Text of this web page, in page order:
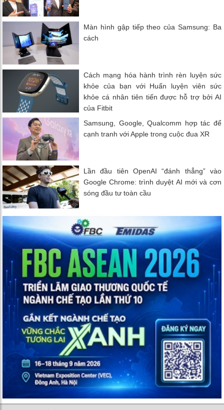
Màn hình gập tiếp theo của Samsung: Ba
cách
Cách mạng hóa hành trình rèn luyện sức
khỏe của bạn với Huấn luyện viên sức
khỏe cá nhân tiên tiến được hỗ trợ bởi AI
của Fitbit
Samsung, Google, Qualcomm hợp tác để
cạnh tranh với Apple trong cuộc đua XR
Lần đầu tiên OpenAI “đánh thẳng” vào
Google Chrome: trình duyệt AI mới và cơn
sóng đầu tư toàn cầu